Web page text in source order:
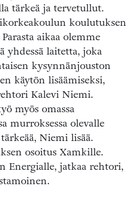
tärkeä ja tervetullut.
koulutuksen
aikaa olemme
yhdessä laitetta, joka
kysynnänjouston
käytön lisäämiseksi,
Kalevi Niemi.
myös omassa
murroksessa olevalle
Niemi lisää.
osoitus Xamkille.
Energialle, jatkaa rehtori,